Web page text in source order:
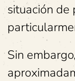
situación de
Sin